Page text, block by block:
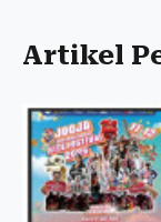
Artikel